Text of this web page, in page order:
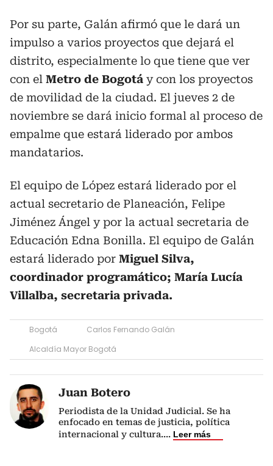
Por su parte, Galán afirmó que le dará un
impulso a varios proyectos que dejará el
distrito, especialmente lo que tiene que ver
con el Metro de Bogotá y con los proyectos
de movilidad de la ciudad. El jueves 2 de
noviembre se dará inicio formal al proceso de
empalme que estará liderado por ambos
mandatarios.
El equipo de López estará liderado por el
actual secretario de Planeación, Felipe
Jiménez Ángel y por la actual secretaria de
Educación Edna Bonilla. El equipo de Galán
estará liderado por Miguel Silva,
coordinador programático; María Lucía
Villalba, secretaria privada.
Bogotá
Carlos Fernando Galán
Alcaldía Mayor Bogotá
Juan Botero
Periodista de la Unidad Judicial. Se ha
enfocado en temas de justicia, política
internacional y cultura.... Leer más